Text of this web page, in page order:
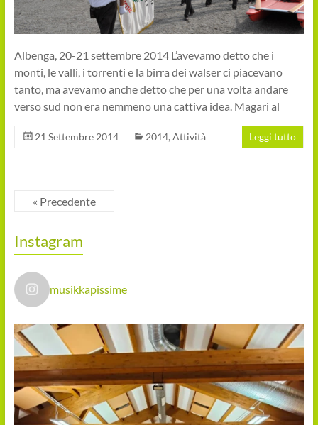
Albenga, 20-21 settembre 2014 L’avevamo detto che i
monti, le valli, i torrenti e la birra dei walser ci piacevano
tanto, ma avevamo anche detto che per una volta andare
verso sud non era nemmeno una cattiva idea. Magari al
21 Settembre 2014 2014, Attività Leggi tutto
« Precedente
Instagram
musikkapissime